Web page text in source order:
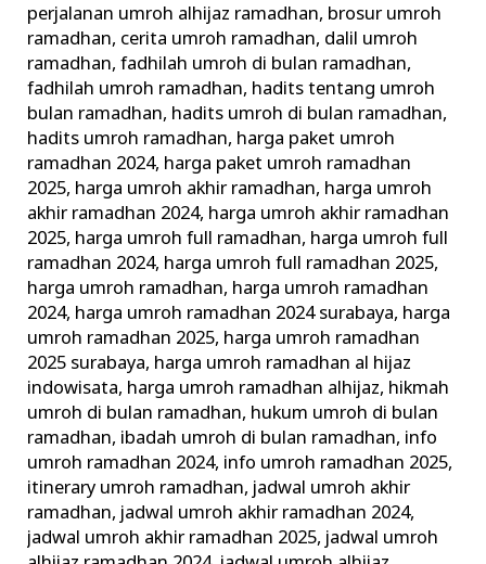
perjalanan umroh alhijaz ramadhan, brosur umroh
ramadhan, cerita umroh ramadhan, dalil umroh
ramadhan,fadhilah umroh di bulan ramadhan,
fadhilah umroh ramadhan, hadits tentang umroh
bulan ramadhan, hadits umroh di bulan ramadhan,
hadits umroh ramadhan, harga paket umroh
ramadhan 2024, harga paket umroh ramadhan
2025, harga umroh akhir ramadhan, harga umroh
akhir ramadhan 2024, harga umroh akhir ramadhan
2025, harga umroh full ramadhan, harga umroh full
ramadhan 2024, harga umroh full ramadhan 2025,
harga umroh ramadhan, harga umroh ramadhan
2024, harga umroh ramadhan 2024 surabaya, harga
umroh ramadhan 2025, harga umroh ramadhan
2025 surabaya, harga umroh ramadhan al hijaz
indowisata, harga umroh ramadhan alhijaz, hikmah
umroh di bulan ramadhan, hukum umroh di bulan
ramadhan, ibadah umroh di bulan ramadhan, info
umroh ramadhan 2024, info umroh ramadhan 2025,
itinerary umroh ramadhan, jadwal umroh akhir
ramadhan, jadwal umroh akhir ramadhan 2024,
jadwal umroh akhir ramadhan 2025, jadwal umroh